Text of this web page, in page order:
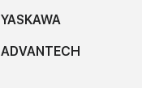
YASKAWA
ADVANTECH